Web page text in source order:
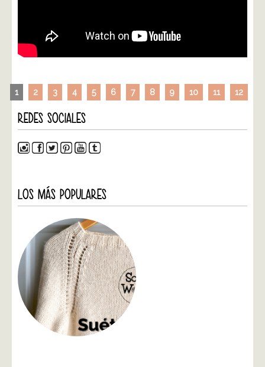
1 2 3 4 5 6 7 8 9 10 11 12
REDES SOCIALES
LOS MÁS POPULARES